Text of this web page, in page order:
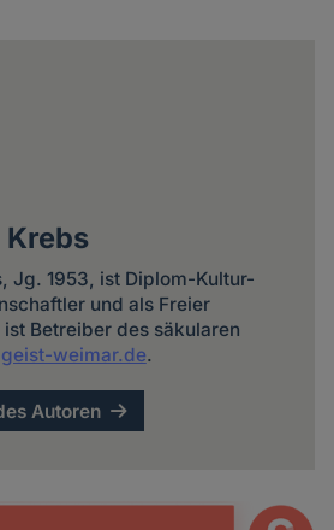
Krebs
Jg. 1953, ist Diplom-Kultur-
und als Freier
Betreiber des säkularen
weimar.de.
Autoren